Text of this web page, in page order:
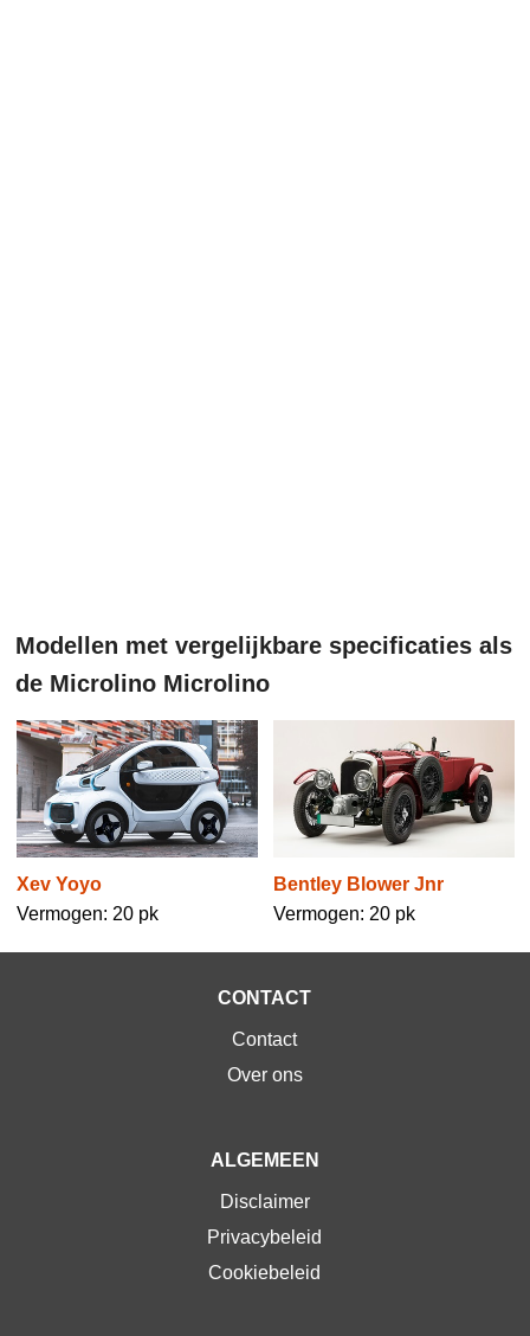
Modellen met vergelijkbare specificaties als
de Microlino Microlino
Xev Yoyo
Vermogen: 20 pk
Bentley Blower Jnr
Vermogen: 20 pk
CONTACT
Contact
Over ons
ALGEMEEN
Disclaimer
Privacybeleid
Cookiebeleid